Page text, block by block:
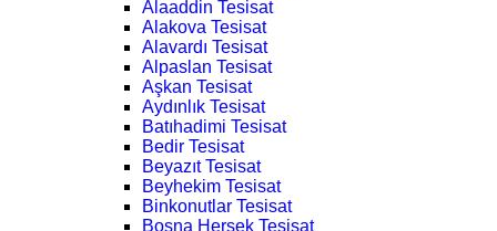
Alaaddin Tesisat
Alakova Tesisat
Alavardı Tesisat
Alpaslan Tesisat
Aşkan Tesisat
Aydınlık Tesisat
Batıhadimi Tesisat
Bedir Tesisat
Beyazıt Tesisat
Beyhekim Tesisat
Binkonutlar Tesisat
Bosna Hersek Tesisat